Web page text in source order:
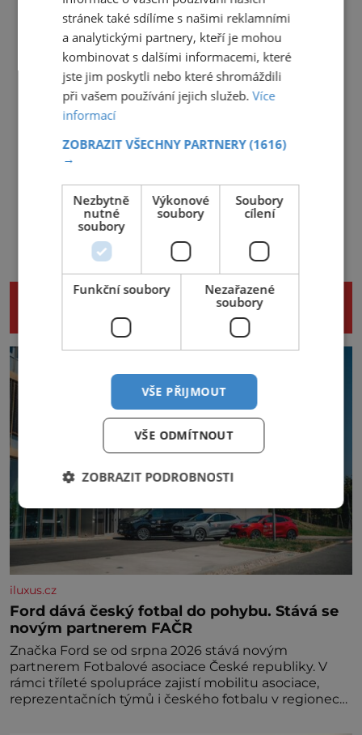
NENECHTE SI UJÍT DALŠÍ ZAJÍMAVÉ
iluxus.cz
Ford dává český fotbal do pohybu. Stává se
novým partnerem FAČR
Značka Ford se od srpna 2026 stává novým
partnerem Fotbalové asociace České republiky. V
rámci tříleté spolupráce zajistí mobilitu asociace,
reprezentačních týmů i českého fotbalu v regionech.
stránek také sdílíme s našimi reklamními
a analytickými partnery, kteří je mohou
kombinovat s dalšími informacemi, které
jste jim poskytli nebo které shromáždili
při vašem používání jejich služeb.Více
informací
ZOBRAZIT VŠECHNY PARTNERY(1616)
→
Nezbytně
nutné
soubory
Výkonové
soubory
Soubory
cílení
Funkční soubory
Nezařazené
soubory
VŠE PŘIJMOUT
VŠE ODMÍTNOUT
ZOBRAZIT PODROBNOSTI